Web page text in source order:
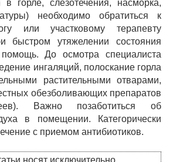
горле, слезотечения, насморка,
необходимо обратиться к
или участковому терапевту
быстром утяжелении состояния
До осмотра специалиста
ингаляций, полоскание горла
растительными отварами,
обезболивающих препаратов
Важно позаботиться об
в помещении. Категорически
с приемом антибиотиков.